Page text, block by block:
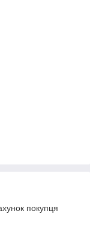
покупця